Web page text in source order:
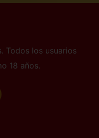
Todos los usuarios
18 años.